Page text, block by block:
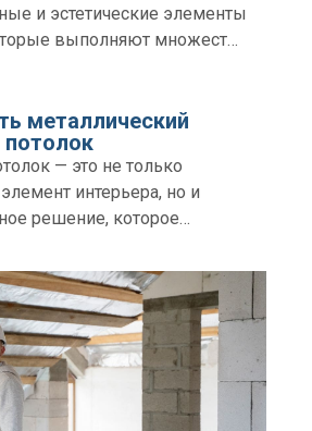
и эстетические элементы
выполняют множество
акустики и
металлический
потолок
— это не только
интерьера, но и
решение, которое
инженерные
улучшить звукоизоляцию и
освещение в